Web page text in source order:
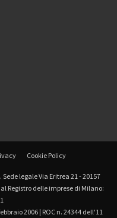
Cookie Policy
legale Via Eritrea 21 - 20157
Registro delle imprese di Milano:
2006 | ROC n. 24344 dell'11